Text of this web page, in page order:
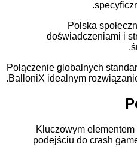
Połączenie
BalloniX idealnym
Kluczowym
podejściu do